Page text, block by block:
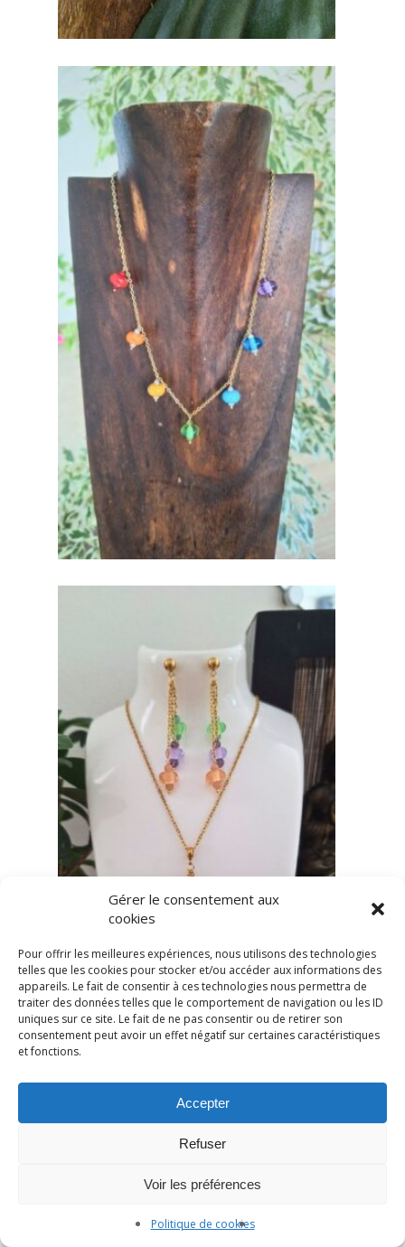
Gérer le consentement aux
cookies
Pour offrir les meilleures expériences, nous utilisons des technologies
telles que les cookies pour stocker et/ou accéder aux informations des
appareils. Le fait de consentir à ces technologies nous permettra de
traiter des données telles que le comportement de navigation ou les ID
uniques sur ce site. Le fait de ne pas consentir ou de retirer son
consentement peut avoir un effet négatif sur certaines caractéristiques
et fonctions.
Accepter
Refuser
Voir les préférences
Politique de cookies